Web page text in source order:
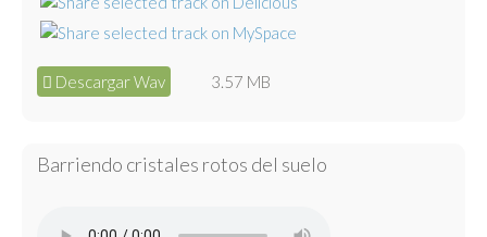
Descargar Wav 3.57 MB
Barriendo cristales rotos del suelo